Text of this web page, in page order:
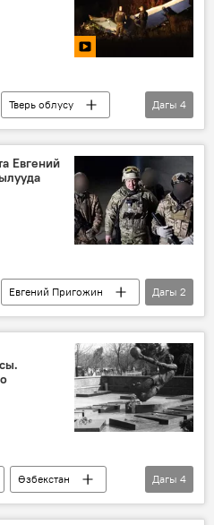
Тверь облусу
тобу
Дагы 4
Евгений
Евгений Пригожин
Дагы 2
Өзбекстан
оюнчу
Дагы 4